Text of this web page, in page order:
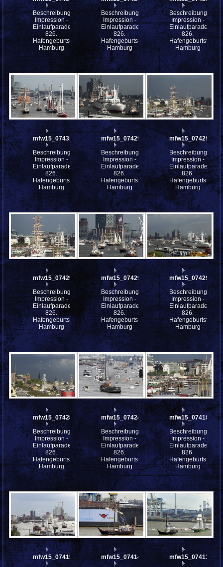
Beschreibung:
Impression -
Einlaufparade
826.
Hafengeburtstag
Hamburg
Beschreibung:
Impression -
Einlaufparade
826.
Hafengeburtstag
Hamburg
Beschreibung:
Impression -
Einlaufparade
826.
Hafengeburtstag
Hamburg
mfw15_074314
Beschreibung:
Impression -
Einlaufparade
826.
Hafengeburtstag
Hamburg
mfw15_074296
Beschreibung:
Impression -
Einlaufparade
826.
Hafengeburtstag
Hamburg
mfw15_074294
Beschreibung:
Impression -
Einlaufparade
826.
Hafengeburtstag
Hamburg
mfw15_074293
Beschreibung:
Impression -
Einlaufparade
826.
Hafengeburtstag
Hamburg
mfw15_074291
Beschreibung:
Impression -
Einlaufparade
826.
Hafengeburtstag
Hamburg
mfw15_074290
Beschreibung:
Impression -
Einlaufparade
826.
Hafengeburtstag
Hamburg
mfw15_074286
Beschreibung:
Impression -
Einlaufparade
826.
Hafengeburtstag
Hamburg
mfw15_074246
Beschreibung:
Impression -
Einlaufparade
826.
Hafengeburtstag
Hamburg
mfw15_074180
Beschreibung:
Impression -
Einlaufparade
826.
Hafengeburtstag
Hamburg
mfw15_074156
mfw15_074143
mfw15_074138